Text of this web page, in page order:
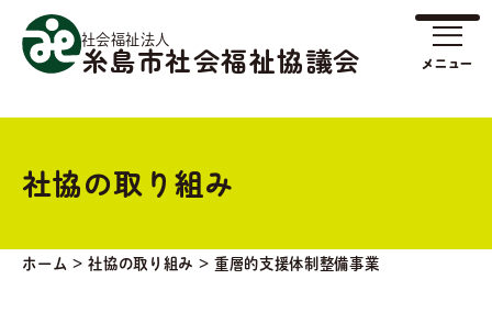
社会福祉法人
糸島市社会福祉協議会
社協の取り組み
ホーム >社協の取り組み > 重層的支援体制整備事業